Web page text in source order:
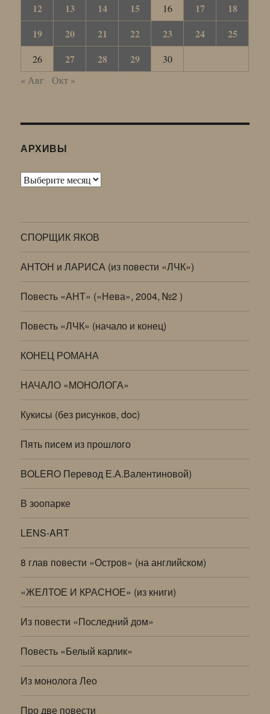
12
13 14 15 16 17
18
19
20 21 22 23 24 25
26 27 28 29
30
« Авг
Окт »
АРХИВЫ
Архивы
СПОРЩИК ЯКОВ
АНТОН и ЛАРИСА (из повести «ЛЧК»)
Повесть «АНТ» («Нева», 2004, №2 )
Повесть «ЛЧК» (начало и конец)
КОНЕЦ РОМАНА
НАЧАЛО «МОНОЛОГА»
Кукисы (без рисунков, doc)
Пять писем из прошлого
BOLERO Перевод Е.А.Валентиновой)
В зоопарке
LENS-ART
8 глав повести «Остров» (на английском)
«ЖЕЛТОЕ И КРАСНОЕ» (из книги)
Из повести «Последний дом»
Повесть «Белый карлик»
Из монолога Лео
Про две повести